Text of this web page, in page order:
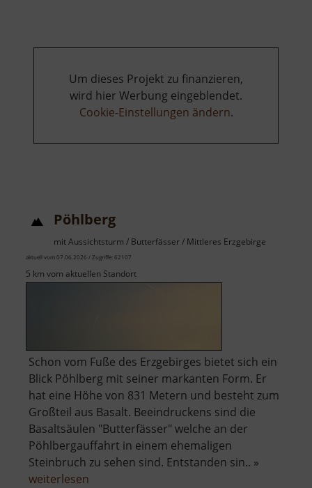
Um dieses Projekt zu finanzieren,
wird hier Werbung eingeblendet.
Cookie-Einstellungen ändern.
Pöhlberg
mit Aussichtsturm / Butterfässer / Mittleres Erzgebirge
aktuell vom 07.06.2026 / Zugriffe: 62107
5 km vom aktuellen Standort
Schon vom Fuße des Erzgebirges bietet sich ein
Blick Pöhlberg mit seiner markanten Form. Er
hat eine Höhe von 831 Metern und besteht zum
Großteil aus Basalt. Beeindruckens sind die
Basaltsäulen "Butterfässer" welche an der
Pöhlbergauffahrt in einem ehemaligen
Steinbruch zu sehen sind. Entstanden sin.. »
weiterlesen